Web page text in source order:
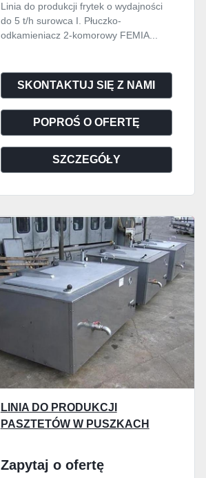
Linia do produkcji frytek o wydajności
do 5 t/h surowca I. Płuczko-
odkamieniacz 2-komorowy FEMIA...
SKONTAKTUJ SIĘ Z NAMI
POPROŚ O OFERTĘ
SZCZEGÓŁY
LINIA DO PRODUKCJI
PASZTETÓW W PUSZKACH
Zapytaj o ofertę